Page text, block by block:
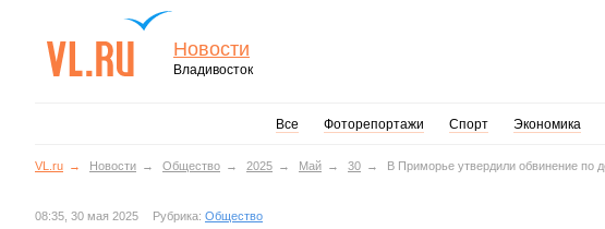
Новости
Владивосток
Все Фоторепортажи Спорт Экономика
VL.ru Новости Общество 2025 Май 30 В Приморье утвердили обвинение по
08:35, 30 мая 2025 Рубрика: Общество